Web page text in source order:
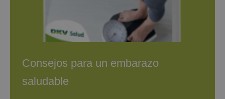
Consejos para un embarazo
saludable